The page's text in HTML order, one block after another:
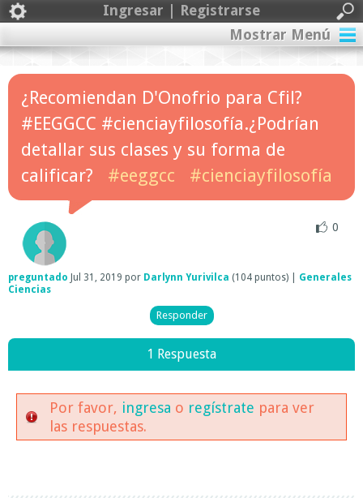
Ingresar | Registrarse
Mostrar Menú
¿Recomiendan D'Onofrio para Cfil?
#EEGGCC #cienciayfilosofía.¿Podrían
detallar sus clases y su forma de
calificar?
#eeggcc #cienciayfilosofía
0
preguntado Jul 31, 2019 por Darlynn Yurivilca (104 puntos)
Generales
Ciencias
1 Respuesta
Por favor, ingresa o regístrate para ver
las respuestas.